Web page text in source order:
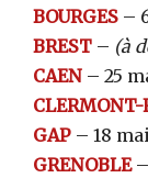
BOURGES –
BREST – (à
CAEN – 25
CLERMONT-
GAP – 18
GRENOBLE–